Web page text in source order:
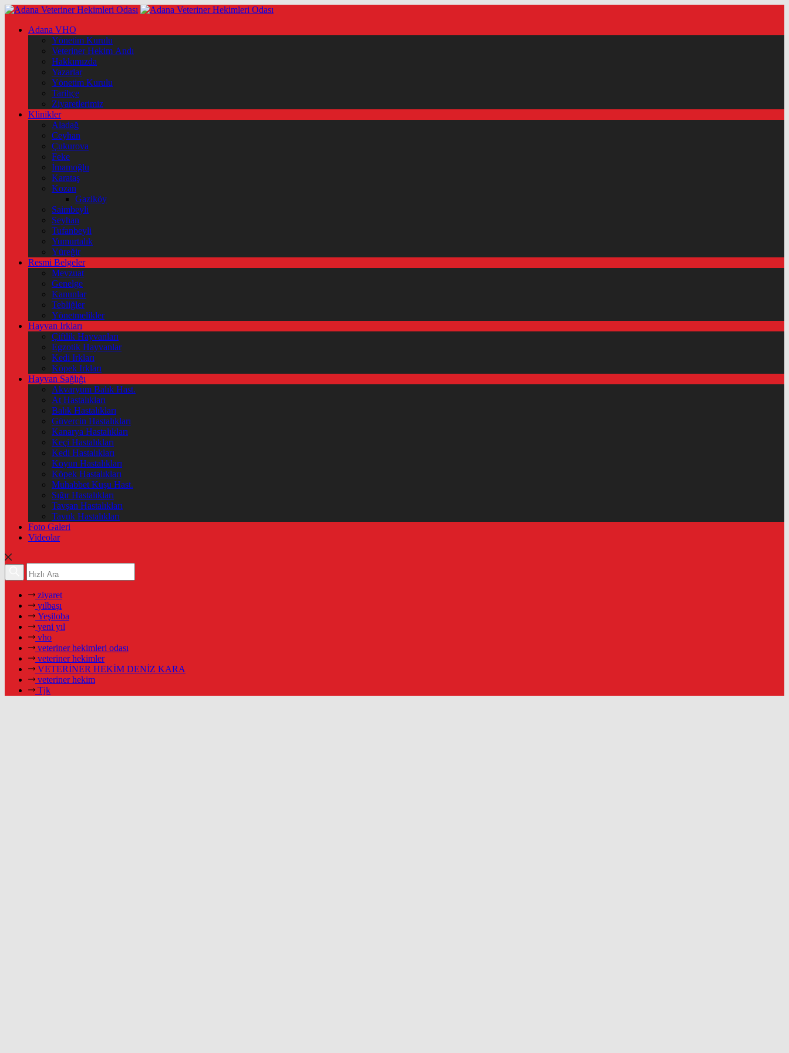
Adana VHO
Yönetim Kurulu
Veteriner Hekim Andı
Hakkımızda
Yazarlar
Yönetim Kurulu
Tarihçe
Ziyaretlerimiz
Klinikler
Aladağ
Ceyhan
Çukurova
Feke
İmamoğlu
Karataş
Kozan
Gaziköy
Saimbeyli
Seyhan
Tufanbeyli
Yumurtalık
Yüreğir
Resmi Belgeler
Mevzuat
Genelge
Kanunlar
Tebliğler
Yönetmelikler
Hayvan Irkları
Çiftlik Hayvanları
Egzotik Hayvanlar
Kedi Irkları
Köpek Irkları
Hayvan Sağlığı
Akvaryum Balık Hast.
At Hastalıkları
Balık Hastalıkları
Güvercin Hastalıkları
Kanarya Hastalıkları
Keçi Hastalıkları
Kedi Hastalıkları
Koyun Hastalıkları
Köpek Hastalıkları
Muhabbet Kuşu Hast.
Sığır Hastalıkları
Tavşan Hastalıkları
Tavuk Hastalıkları
Foto Galeri
Videolar
ziyaret
yılbaşı
Yeşiloba
yeni yıl
vho
veteriner hekimleri odası
veteriner hekimler
VETERİNER HEKİM DENİZ KARA
veteriner hekim
Tjk